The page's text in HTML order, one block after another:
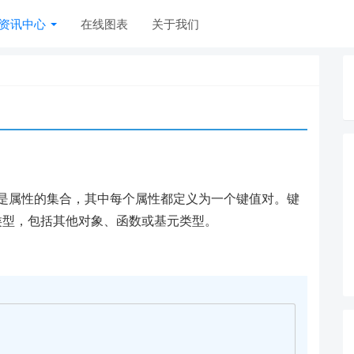
资讯中心 在线图表 关于我们
性的集合，其中每个属性都定义为一个键值对。键
，包括其他对象、函数或基元类型。